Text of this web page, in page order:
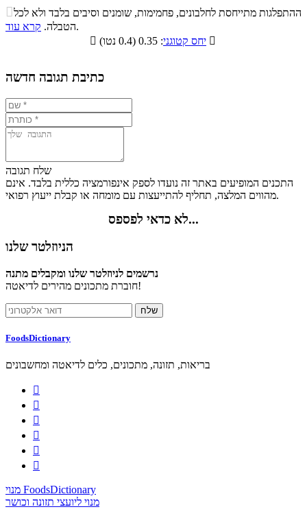
התפלגות ערך תזונתי במתכון
סיבים
תזונתיים
שומנים חלבונים
50.2%
ההתפלגות מתייחסת לחלבונים, פחמימות, שומנים וסיבים בלבד ולא לכל
הטבלה. קרא עוד
.

יחס קטוגני 
כתיבת תגובה חדשה
שלח תגובה
התכנים המופיעים באתר זה נועדו לספק אינפורמציה כללית בלבד. אינם
מהווים המלצה, תחליף להתייעצות עם מומחה או קבלת ייעוץ רפואי.
לא כדאי לפספס...
הניוזלטר שלנו
נרשמים לניוזלטר שלנו ומקבלים מתנה
חוברת מתכונים מהירים לדיאטה!
FoodsDictionary
בריאות, תזונה, מתכונים, כלים לדיאטה ומחשבונים






מנוי FoodsDictionary
מנוי ליועצי תזונה וכושר